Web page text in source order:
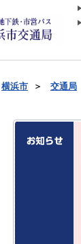
横浜市 ＞ 交通局